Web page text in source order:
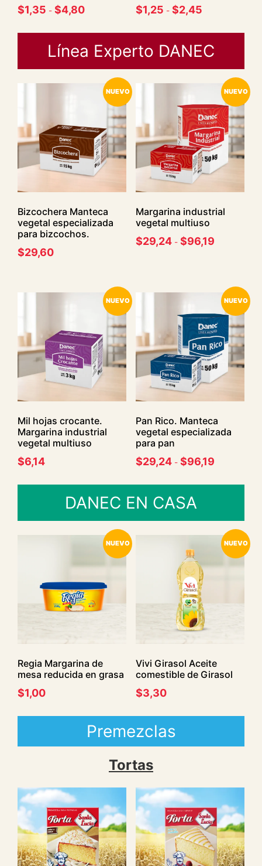
$1,35 - $4,80 $1,25 - $2,45
Línea Experto DANEC
NUEVO
Bizcochera Manteca
vegetal especializada
para bizcochos.
$29,60
NUEVO
Margarina industrial
vegetal multiuso
$29,24 - $96,19
NUEVO
Mil hojas crocante.
Margarina industrial
vegetal multiuso
$6,14
NUEVO
Pan Rico. Manteca
vegetal especializada
para pan
$29,24 - $96,19
DANEC EN CASA
NUEVO
Regia Margarina de
mesa reducida en grasa
$1,00
NUEVO
Vivi Girasol Aceite
comestible de Girasol
$3,30
Premezclas
Tortas